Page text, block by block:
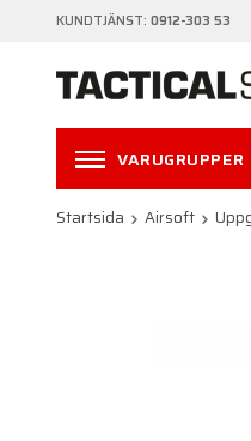
KUNDTJÄNST: 0912-303 53
VARUGRUPPER
Startsida Airsoft